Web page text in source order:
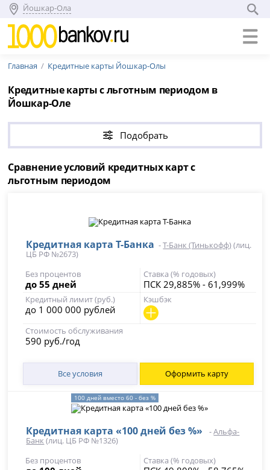
Йошкар-Ола
Главная Кредитные карты Йошкар-Олы
Кредитные карты с льготным периодом в
Йошкар-Оле
Подобрать
Сравнение условий кредитных карт с
льготным периодом
Кредитная карта Т-Банка -Т-Банк (Тинькофф)(лиц.
ЦБ РФ №2673)
Без процентов
до 55 дней
Ставка (% годовых)
ПСК 29,885% - 61,999%
Кредитный лимит (руб.)
до 1 000 000 рублей
Кэшбэк
Стоимость обслуживания
590 руб./год
Все условия Оформить карту
100 дней вместо 60 - без %
Кредитная карта «100 дней без %» -Альфа-
Банк (лиц. ЦБ РФ №1326)
Без процентов
Ставка (% годовых)